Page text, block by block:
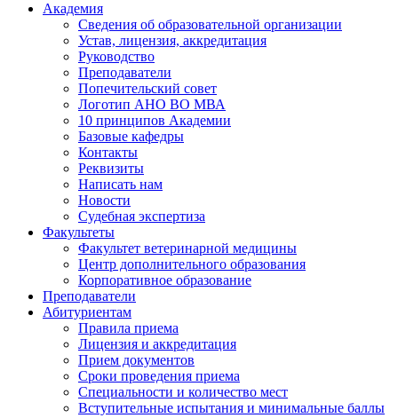
Академия
Сведения об образовательной организации
Устав, лицензия, аккредитация
Руководство
Преподаватели
Попечительский совет
Логотип АНО ВО МВА
10 принципов Академии
Базовые кафедры
Контакты
Реквизиты
Написать нам
Новости
Судебная экспертиза
Факультеты
Факультет ветеринарной медицины
Центр дополнительного образования
Корпоративное образование
Преподаватели
Абитуриентам
Правила приема
Лицензия и аккредитация
Прием документов
Сроки проведения приема
Специальности и количество мест
Вступительные испытания и минимальные баллы